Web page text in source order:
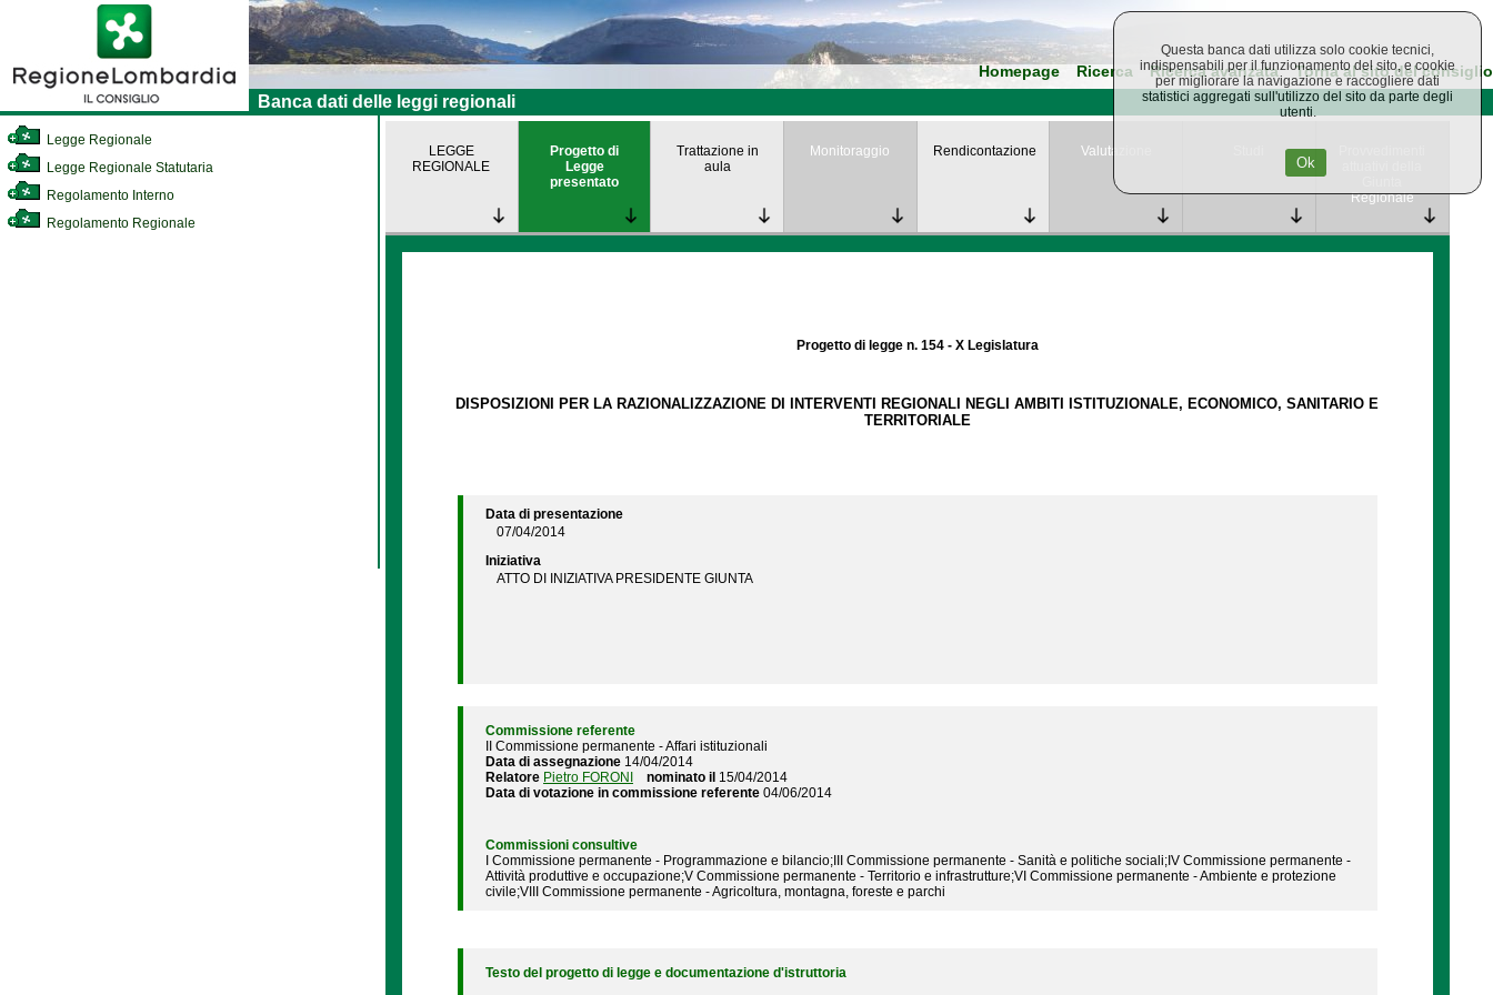
Homepage Ricerca Ricerca avanzata Torna al sito del consiglio
Banca dati delle leggi regionali
Legge Regionale
Legge Regionale Statutaria
Regolamento Interno
Regolamento Regionale
LEGGE
REGIONALE
Progetto di
Legge
presentato
Trattazione in
aula
Monitoraggio Rendicontazione Valutazione
Regionale
Progetto di legge n. 154 - X Legislatura
DISPOSIZIONI PER LA RAZIONALIZZAZIONE DI INTERVENTI REGIONALI NEGLI AMBITI ISTITUZIONALE, ECONOMICO, SANITARIO E
TERRITORIALE
Data di presentazione
07/04/2014
Iniziativa
ATTO DI INIZIATIVA PRESIDENTE GIUNTA
Commissione referente
II Commissione permanente - Affari istituzionali
Data di assegnazione 14/04/2014
Relatore Pietro FORONI nominato il 15/04/2014
Data di votazione in commissione referente 04/06/2014
Commissioni consultive
I Commissione permanente - Programmazione e bilancio;III Commissione permanente - Sanità e politiche sociali;IV Commissione permanente -
Attività produttive e occupazione;V Commissione permanente - Territorio e infrastrutture;VI Commissione permanente - Ambiente e protezione
civile;VIII Commissione permanente - Agricoltura, montagna, foreste e parchi
Testo del progetto di legge e documentazione d'istruttoria
Questa banca dati utilizza solo cookie tecnici,
indispensabili per il funzionamento del sito, e cookie
per migliorare la navigazione e raccogliere dati
statistici aggregati sull'utilizzo del sito da parte degli
utenti.
Ok